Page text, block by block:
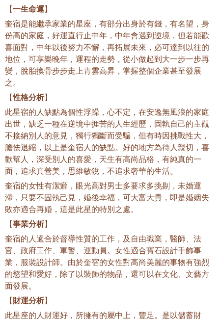
【一生命運 】
奎宿是能繼承家業的星座，有部分出身於有錢，有名望，身
份高的家庭，好運直行止中年，中年會遇到逆境，但若能歡
喜面對，中年以後努力不懈，再拓展未來，必可達到以往的
地位，可享樂晚年，運程的走勢，從小做起到大一步一步再
變，脫胎換骨步步走上青雲高昇，掌握整個企業甚至發展
之。
【性格分析】
此星宿的人缺點為個性浮躁，心不定，在安逸無風浪的家庭
出世，缺乏一種在逆境中捱苦的人生經歷，固執自己的主觀
不接納別人的意見，獨行獨斷而受騙，但有時因挑戰性大，
膽怯退縮，以上是奎宿人的缺點。好的地方為待人親切，喜
歡幫人，深受別人的喜愛，天生有高尚品格，有純真的一
面，追求真善美，思維敏銳，不追求奢華的生活。
奎宿的女性有潔癖，眼光高對男士多要求多挑剔，未婚運
滯，只要不固執己見，婚後幸福，可大富大貴，即是婚姻失
敗亦適合再婚，這是此星的特別之處。
【事業分析】
奎宿的人適合於督導性質的工作，及自由職業，醫師、法
官、政府工作、軍警、運動員。女性適合寶石設計手飾事
業，服裝設計師。由於奎宿的女性對高尚美麗的事物有強烈
的慾望和愛好，除了以裝飾的物品，還可以在文化、文藝方
面發展。
【 財運分析】
此星座的人財運好，所擁有的屬中上，豐足。是以儲蓄財